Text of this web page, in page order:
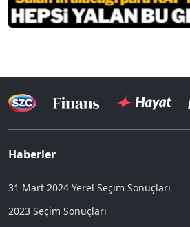
Haberler
31 Mart 2024 Yerel Seçim Sonuçları
2023 Seçim Sonuçları